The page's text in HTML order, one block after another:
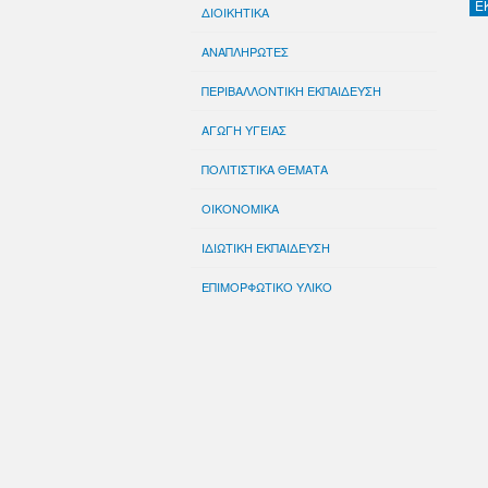
ΔΙΟΙΚΗΤΙΚΑ
ΑΝΑΠΛΗΡΩΤΕΣ
ΠΕΡΙΒΑΛΛΟΝΤΙΚΗ ΕΚΠΑΙΔΕΥΣΗ
ΑΓΩΓΗ ΥΓΕΙΑΣ
ΠΟΛΙΤΙΣΤΙΚΑ ΘΕΜΑΤΑ
ΟΙΚΟΝΟΜΙΚΑ
ΙΔΙΩΤΙΚΗ ΕΚΠΑΙΔΕΥΣΗ
ΕΠΙΜΟΡΦΩΤΙΚΟ ΥΛΙΚΟ